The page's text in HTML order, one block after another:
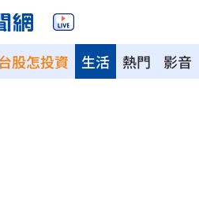
台股怎投資 熱門 影音
生活